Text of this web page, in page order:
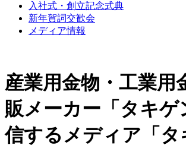
入社式・創立記念式典
新年賀詞交歓会
メディア情報
産業用金物・工業用
販メーカー「タキゲ
信するメディア「タ